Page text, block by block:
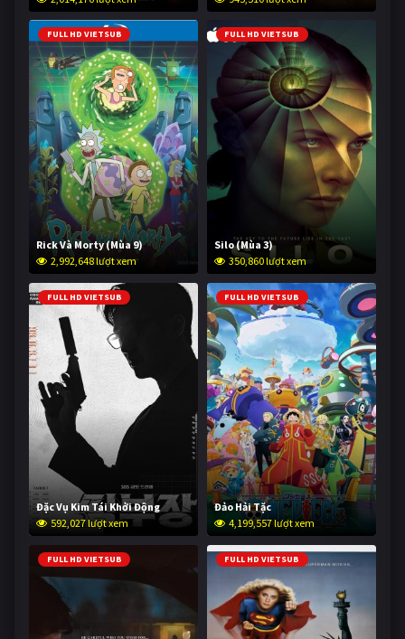
FULL HD VIETSUB
Rick Và Morty (Mùa 9)
2,992,648 lượt xem
FULL HD VIETSUB
Silo (Mùa 3)
350,860 lượt xem
FULL HD VIETSUB
Đặc Vụ Kim Tái Khởi Động
592,027 lượt xem
FULL HD VIETSUB
Đảo Hải Tặc
4,199,557 lượt xem
FULL HD VIETSUB FULL HD VIETSUB